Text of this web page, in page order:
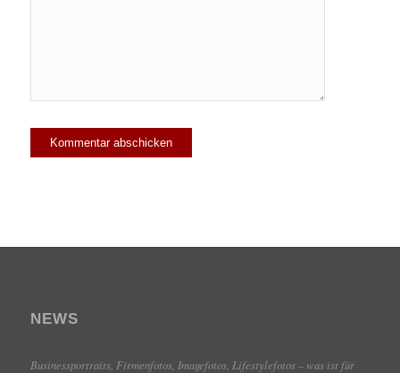
NEWS
Businessportraits, Firmenfotos, Imagefotos, Lifestylefotos – was ist für